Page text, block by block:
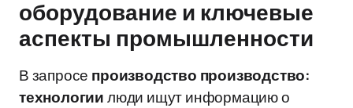
оборудование и ключевые
аспекты промышленности
В запросе производство производство:
технологиилюди ищут информацию о